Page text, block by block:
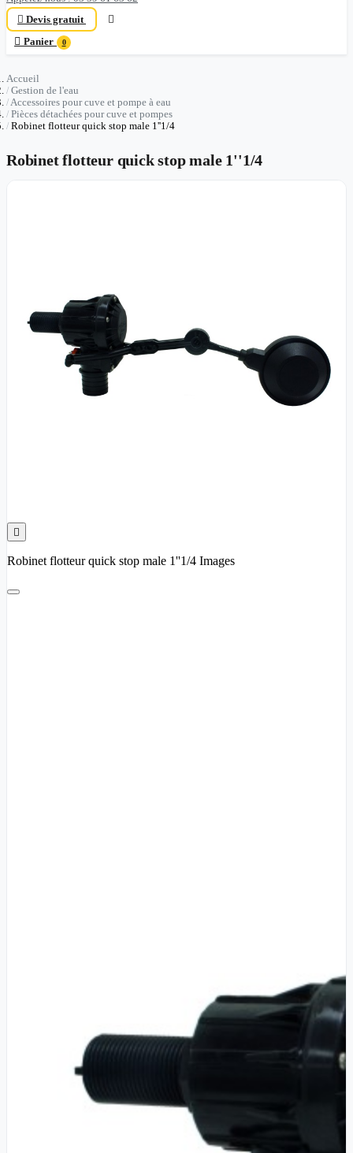
 Devis gratuit

 Panier 0
Accueil
Gestion de l'eau
Accessoires pour cuve et pompe à eau
Pièces détachées pour cuve et pompes
Robinet flotteur quick stop male 1''1/4
Robinet flotteur quick stop male 1''1/4

Robinet flotteur quick stop male 1''1/4 Images